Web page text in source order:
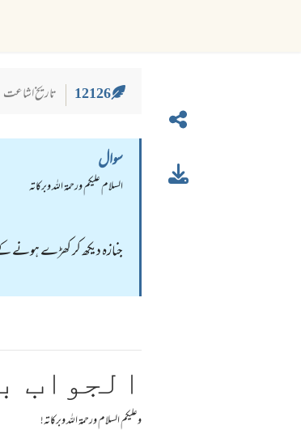
12126 تاریخ اشاعت : 2024-
سوال
السلام عليكم ورحمة الله وبركاته
جنازہ دیکھ کر کھڑے ہونے
الجواب
وعلیکم السلام ورحمة اللہ وبرکاته!